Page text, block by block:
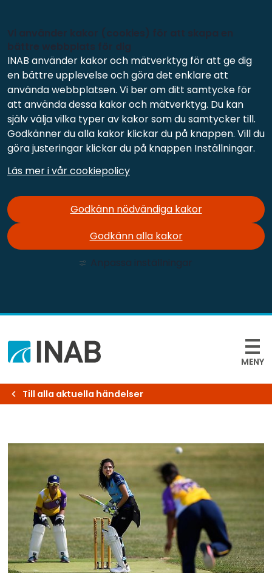
INAB använder kakor och mätverktyg för att ge dig
en bättre upplevelse och göra det enklare att
använda webbplatsen. Vi ber om ditt samtycke för
att använda dessa kakor och mätverktyg. Du kan
själv välja vilka typer av kakor som du samtycker till.
Godkänner du alla kakor klickar du på knappen. Vill du
göra justeringar klickar du på knappen Inställningar.
Läs mer i vår cookiepolicy
Godkänn nödvändiga kakor
Godkänn alla kakor
MENY
Till alla aktuella händelser